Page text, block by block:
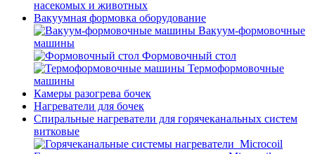
насекомых и животных
Вакуумная формовка оборудование
Вакуум-формовочные
машины
Формовочный стол
Термоформовочные
машины
Камеры разогрева бочек
Нагреватели для бочек
Спиральные нагреватели для горячеканальных систем
витковые